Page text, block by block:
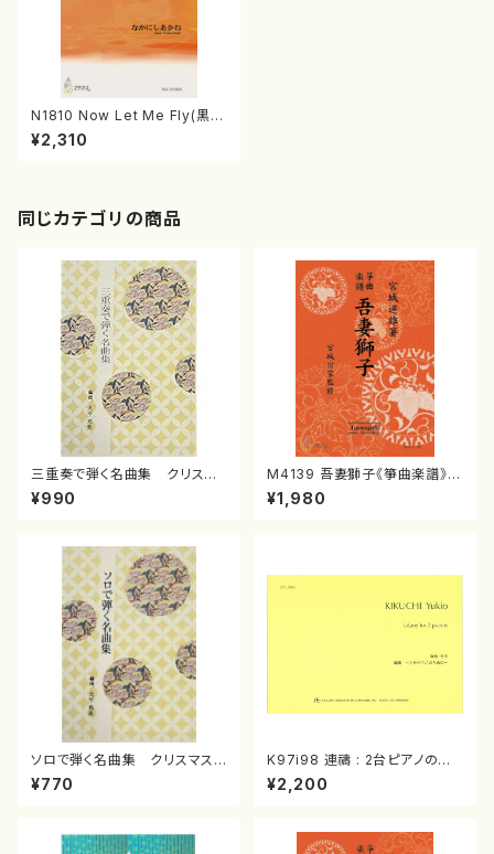
N1810 Now Let Me Fly(黒人
霊歌集)（無伴奏女声合唱/なか
にしあかね/楽譜）
¥2,310
同じカテゴリの商品
三重奏で弾く名曲集 クリスマ
スメドレー( 箏2/大平光美 編
曲/楽譜）
¥990
M4139 吾妻獅子《箏曲楽譜》
（箏/宮城道雄著・宮城宗家監修/
箏曲古典楽譜）
¥1,980
ソロで弾く名曲集 クリスマス・
イブ／恋人がサンタクロース(
箏独奏 /大平光美 編曲/楽
¥770
K97i98 連禱 : 2台ピアノのた
めの（2 Pianos / 菊池 幸夫 /
楽譜）
¥2,200